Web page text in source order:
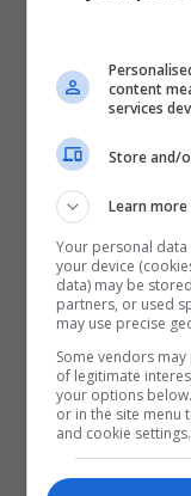
content
services
Store and/
Learn more
Your personal
your device
data) may be
partners, or used
may use precise
Some vendors
of legitimate
your options
or in the site menu
and cookie settings.